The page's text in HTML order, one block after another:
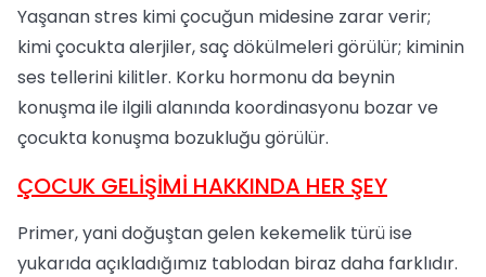
Yaşanan stres kimi çocuğun midesine zarar verir;
kimi çocukta alerjiler, saç dökülmeleri görülür; kiminin
ses tellerini kilitler. Korku hormonu da beynin
konuşma ile ilgili alanında koordinasyonu bozar ve
çocukta konuşma bozukluğu görülür.
ÇOCUK GELİŞİMİ HAKKINDA HER ŞEY
Primer, yani doğuştan gelen kekemelik türü ise
yukarıda açıkladığımız tablodan biraz daha farklıdır.